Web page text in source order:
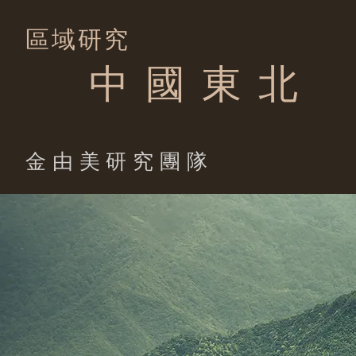
區域研究
中 國 東 北
​金由美研究團隊